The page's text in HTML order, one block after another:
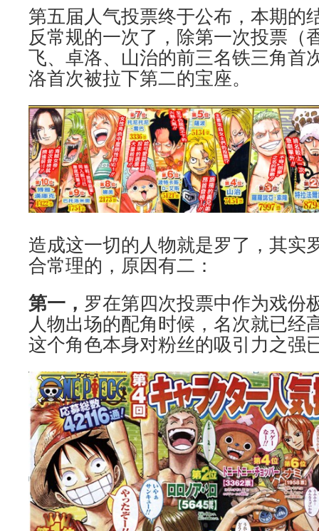
第五届人气投票终于公布，本期的
反常规的一次了，除第一次投票（
飞、卓洛、山治的前三名铁三角首
洛首次被拉下第二的宝座。
造成这一切的人物就是罗了，其实
合常理的，原因有二：
第一， 罗在第四次投票中作为戏份
人物出场的配角时候，名次就已经
这个角色本身对粉丝的吸引力之强